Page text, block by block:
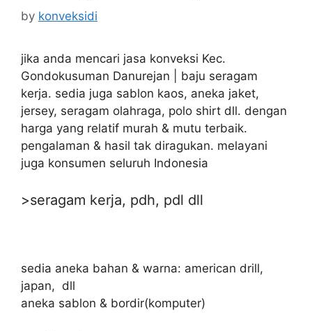
by konveksidi
jika anda mencari jasa konveksi Kec.
Gondokusuman Danurejan | baju seragam
kerja. sedia juga sablon kaos, aneka jaket,
jersey, seragam olahraga, polo shirt dll. dengan
harga yang relatif murah & mutu terbaik.
pengalaman & hasil tak diragukan. melayani
juga konsumen seluruh Indonesia
>seragam kerja, pdh, pdl dll
sedia aneka bahan & warna: american drill,
japan, dll
aneka sablon & bordir(komputer)